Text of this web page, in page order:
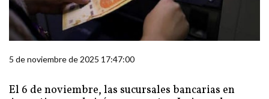
5 de noviembre de 2025 17:47:00
El 6 de noviembre, las sucursales bancarias en